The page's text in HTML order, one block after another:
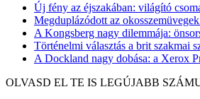
Új fény az éjszakában: világító
Megduplázódott az
A Kongsberg nagy dilemmája:
Történelmi választás a brit szakmai
A Dockland nagy dobása: a Xerox
OLVASD EL TE IS LEGÚJABB